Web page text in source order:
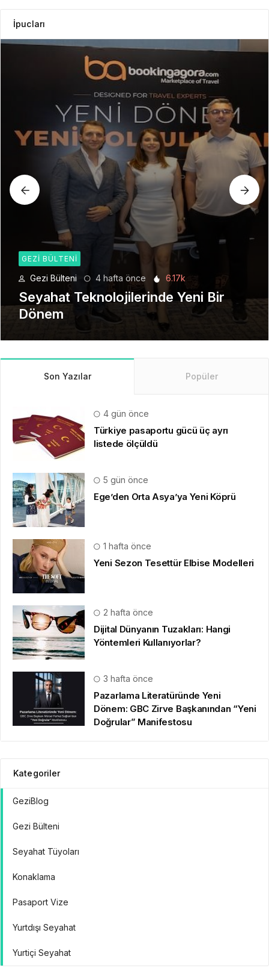
İpucları
GEZI BÜLTENI
Gezi Bülteni 1 ay önce 8.92k
Manevi Yolculukta Yeni Dönem
Son Yazılar Popüler
4 gün önce
Türkiye pasaportu gücü üç ayrı
listede ölçüldü
5 gün önce
Ege’den Orta Asya’ya Yeni Köprü
1 hafta önce
Yeni Sezon Tesettür Elbise Modelleri
2 hafta önce
Dijital Dünyanın Tuzakları: Hangi
Yöntemleri Kullanıyorlar?
3 hafta önce
Pazarlama Literatüründe Yeni
Dönem: GBC Zirve Başkanından “Yeni
Doğrular” Manifestosu
Kategoriler
GeziBlog
Gezi Bülteni
Seyahat Tüyoları
Konaklama
Pasaport Vize
Yurtdışı Seyahat
Yurtiçi Seyahat